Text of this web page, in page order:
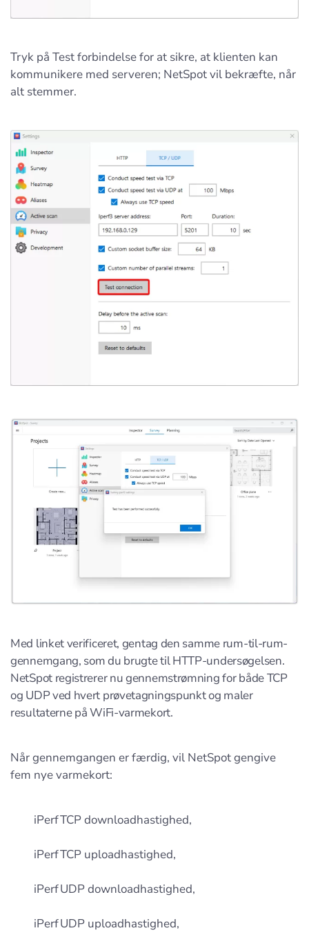
Tryk på Test forbindelse for at sikre, at klienten kan
kommunikere med serveren; NetSpot vil bekræfte, når
alt stemmer.
Med linket verificeret, gentag den samme rum-til-rum-
gennemgang, som du brugte til HTTP-undersøgelsen.
NetSpot registrerer nu gennemstrømning for både TCP
og UDP ved hvert prøvetagningspunkt og maler
resultaterne på WiFi-varmekort.
Når gennemgangen er færdig, vil NetSpot gengive
fem nye varmekort:
iPerf TCP downloadhastighed,
iPerf TCP uploadhastighed,
iPerf UDP downloadhastighed,
iPerf UDP uploadhastighed,